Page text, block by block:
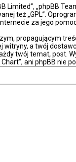
Limited”,
też „GPL”.
za jego
propagującym
a twój
twój temat,
ani phpBB